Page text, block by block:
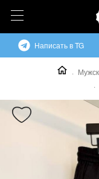
Написать в TG